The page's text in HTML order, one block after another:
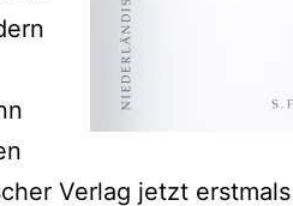
Verlag jetzt